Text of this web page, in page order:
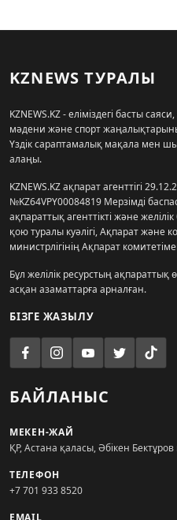
KZNEWS ТУРАЛЫ
KZNEWS.KZ - еліміздегі басты
мәдени және спорт
Үздік сараптамалық мақала мен
алаңы.
KZNEWS.KZ ақпарат агенттігі
№KZ64VPY00084819 Мерзімді
ақпараттық агенттікті және
қою туралы куәлігі, Ақпарат және
министрлігінің Ақпарат
Бұл желілік ресурстың ақпараттық
асқан азаматтарға арналған.
БІЗГЕ ЖАЗЫЛУ
БАЙЛАНЫС
МЕКЕН-ЖАЙ
ҚР, Астана қаласы, Әбікен
ТЕЛЕФОН
+7 701 933 8520
EMAIL